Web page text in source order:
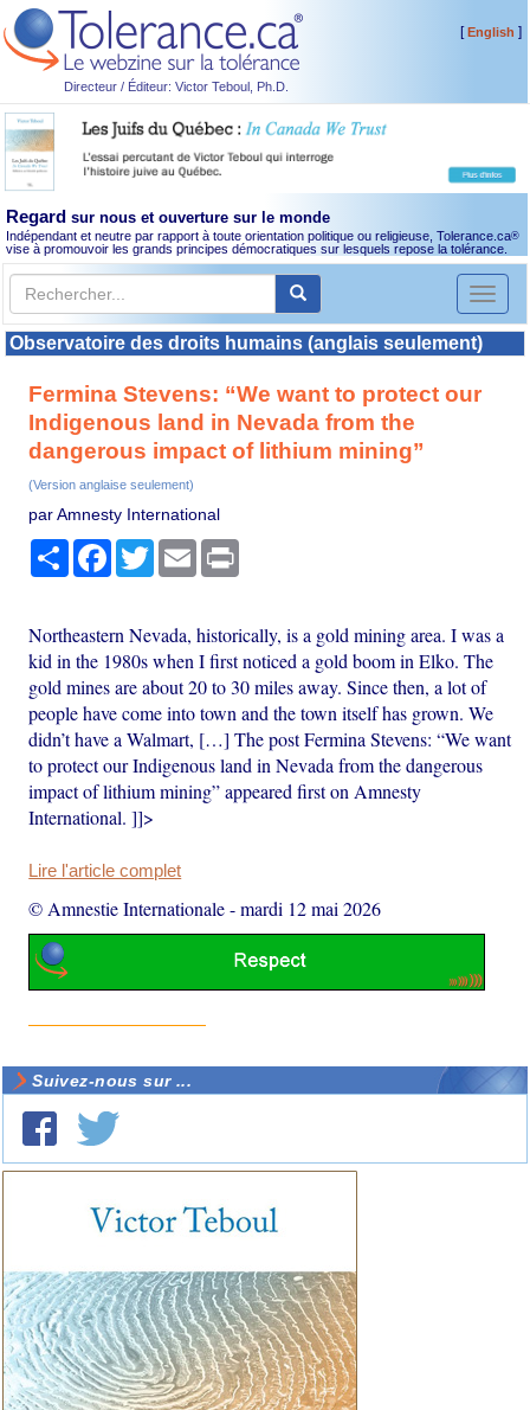
Directeur / Éditeur: Victor Teboul, Ph.D.
[English ]
Regard sur nous et ouverture sur le monde
Indépendant et neutre par rapport à toute orientation politique ou religieuse, Tolerance.ca®
vise à promouvoir les grands principes démocratiques sur lesquels repose la tolérance.
Toggle
Observatoire des droits humains (anglais seulement)
Fermina Stevens: “We want to protect our
Indigenous land in Nevada from the
dangerous impact of lithium mining”
(Version anglaise seulement)
par Amnesty International
PartagerFacebook
TwitterEmail
Northeastern Nevada, historically, is a gold mining area. I was a
kid in the 1980s when I first noticed a gold boom in Elko. The
gold mines are about 20 to 30 miles away. Since then, a lot of
people have come into town and the town itself has grown. We
didn’t have a Walmart, […] The post Fermina Stevens: “We want
to protect our Indigenous land in Nevada from the dangerous
impact of lithium mining” appeared first on Amnesty
International. ]]>
Lire l'article complet
© Amnestie Internationale-mardi 12 mai 2026
Suivez-nous sur ...